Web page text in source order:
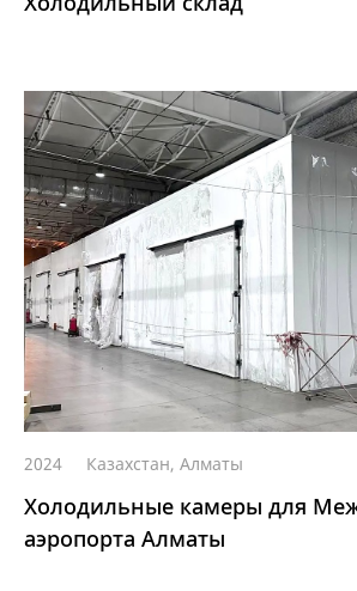
2024 Казахстан, Алматы
Холодильные камеры для
аэропорта Алматы